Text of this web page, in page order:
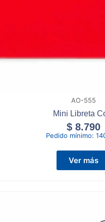
AO-555
Mini Libreta
$ 8.790
Pedido mínimo:
Ver más